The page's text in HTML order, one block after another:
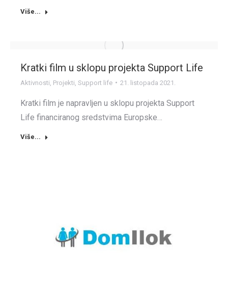
Više...
Kratki film u sklopu projekta Support Life
Aktivnosti Projekti Support life 21. listopada 2021.
Kratki film je napravljen u sklopu projekta Support
Life financiranog sredstvima Europske…
Više...